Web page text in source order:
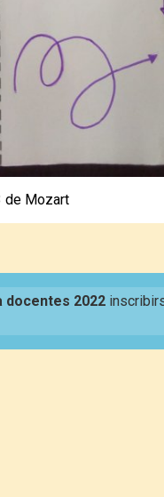
de Mozart
docentes 2022